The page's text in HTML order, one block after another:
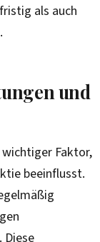
als auch
und
Faktor,
beeinflusst.
Diese